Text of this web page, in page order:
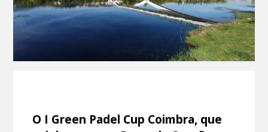
O I Green Padel Cup Coimbra, que